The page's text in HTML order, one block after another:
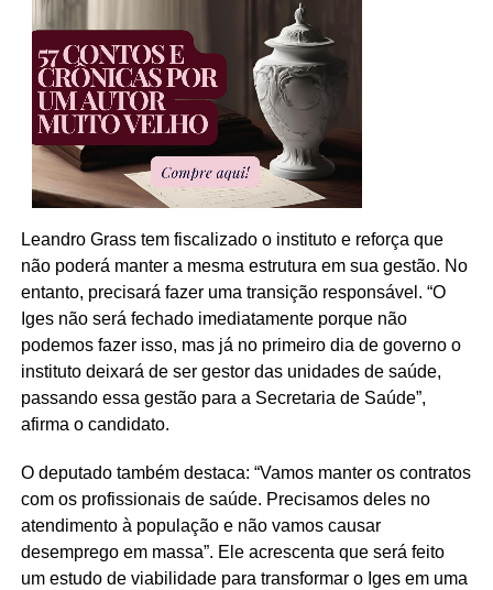
Leandro Grass tem fiscalizado o instituto e reforça que
não poderá manter a mesma estrutura em sua gestão. No
entanto, precisará fazer uma transição responsável. “O
Iges não será fechado imediatamente porque não
podemos fazer isso, mas já no primeiro dia de governo o
instituto deixará de ser gestor das unidades de saúde,
passando essa gestão para a Secretaria de Saúde”,
afirma o candidato.
O deputado também destaca: “Vamos manter os contratos
com os profissionais de saúde. Precisamos deles no
atendimento à população e não vamos causar
desemprego em massa”. Ele acrescenta que será feito
um estudo de viabilidade para transformar o Iges em uma